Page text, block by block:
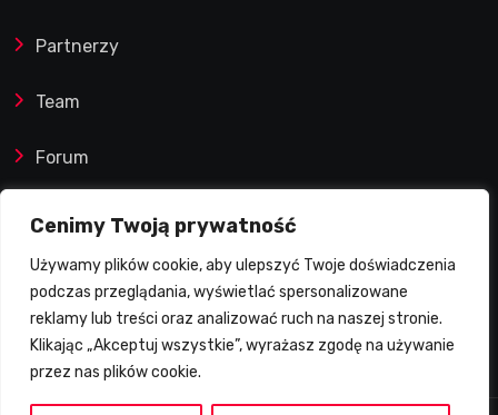
Cenimy Twoją prywatność
Używamy plików cookie, aby ulepszyć Twoje doświadczenia
podczas przeglądania, wyświetlać spersonalizowane
reklamy lub treści oraz analizować ruch na naszej stronie.
Klikając „Akceptuj wszystkie”, wyrażasz zgodę na używanie
przez nas plików cookie.
Partnerzy
Team
Forum
Reklamy i współprace
Prawa autorskie
Polityka Prywatności